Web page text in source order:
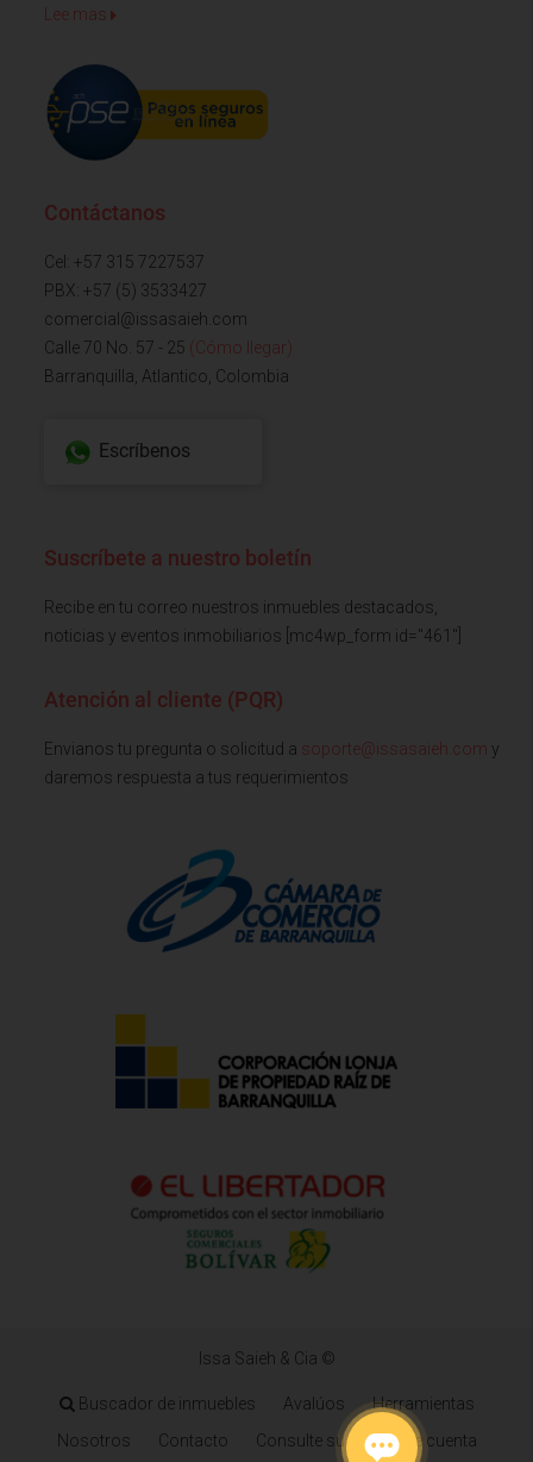
Lee mas
Contáctanos
Cel: +57 315 7227537
PBX: +57 (5) 3533427
comercial@issasaieh.com
Calle 70 No. 57 - 25 (Cómo llegar)
Barranquilla, Atlantico, Colombia
Escríbenos
Suscríbete a nuestro boletín
Recibe en tu correo nuestros inmuebles destacados,
noticias y eventos inmobiliarios [mc4wp_form id="461"]
Atención al cliente (PQR)
Envianos tu pregunta o solicitud a soporte@issasaieh.com y
daremos respuesta a tus requerimientos
Issa Saieh & Cia ©
Buscador de inmuebles Avalúos
Herramientas
Nosotros
Contacto Consulte su estado de cuenta